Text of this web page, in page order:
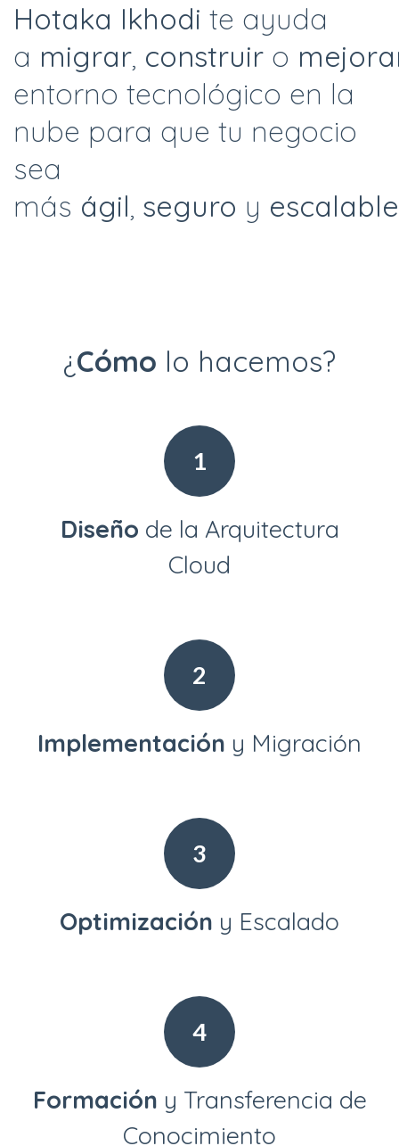
Hotaka Ikhodi te ayuda
a migrar, construir o
entorno tecnológico en la
nube para que tu negocio
sea
más ágil, seguro y escalable
¿Cómo lo hacemos?
1​
Diseño de la Arquitectura
Cloud
2
Implementación y Migración
3
Optimización y Escalado
4
Formación y Transferencia de
Conocimiento